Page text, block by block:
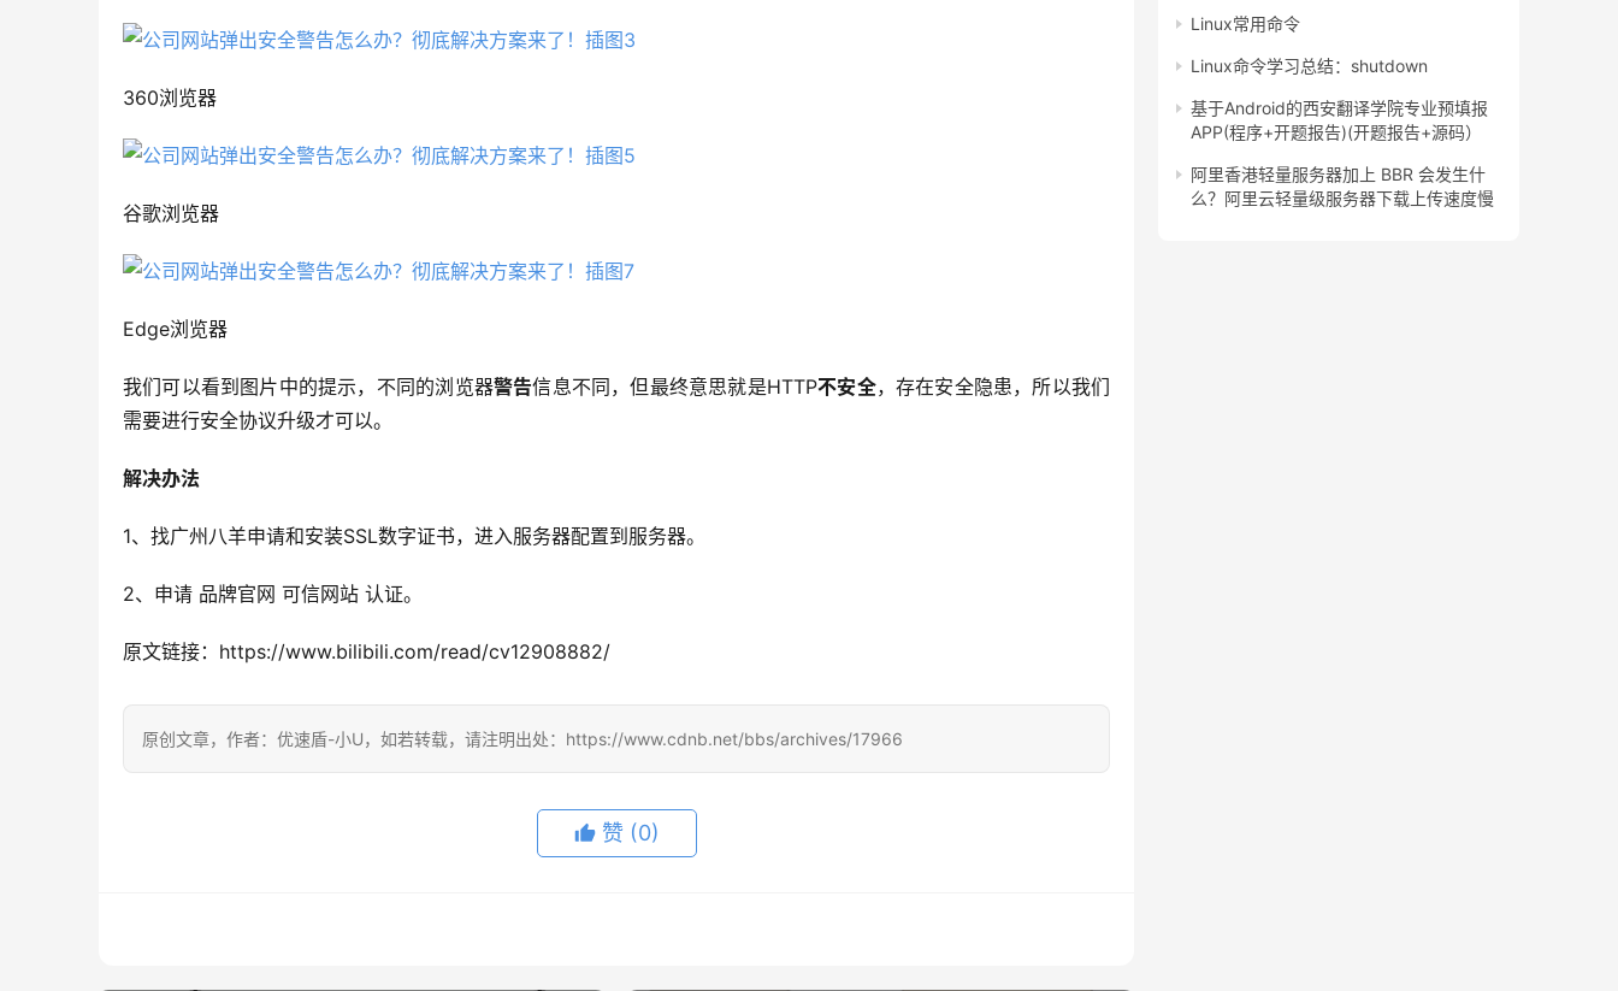
360浏览器
谷歌浏览器
Edge浏览器
我们可以看到图片中的提示，不同的浏览器警告信息不同，但最终意思就是HTTP不安全，存在安全隐患，所以我们
需要进行安全协议升级才可以。
解决办法
1、找广州八羊申请和安装SSL数字证书，进入服务器配置到服务器。
2、申请 品牌官网 可信网站 认证。
原文链接：https://www.bilibili.com/read/cv12908882/
原创文章，作者：优速盾-小U，如若转载，请注明出处：https://www.cdnb.net/bbs/archives/17966
赞 (0)
Linux常用命令
Linux命令学习总结：shutdown
基于Android的西安翻译学院专业预填报
APP(程序+开题报告)(开题报告+源码）
阿里香港轻量服务器加上 BBR 会发生什
么？阿里云轻量级服务器下载上传速度慢